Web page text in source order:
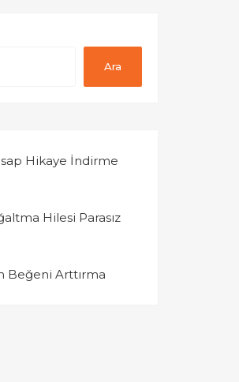
Ara
Hikaye İndirme
Hilesi Parasız
Beğeni Arttırma